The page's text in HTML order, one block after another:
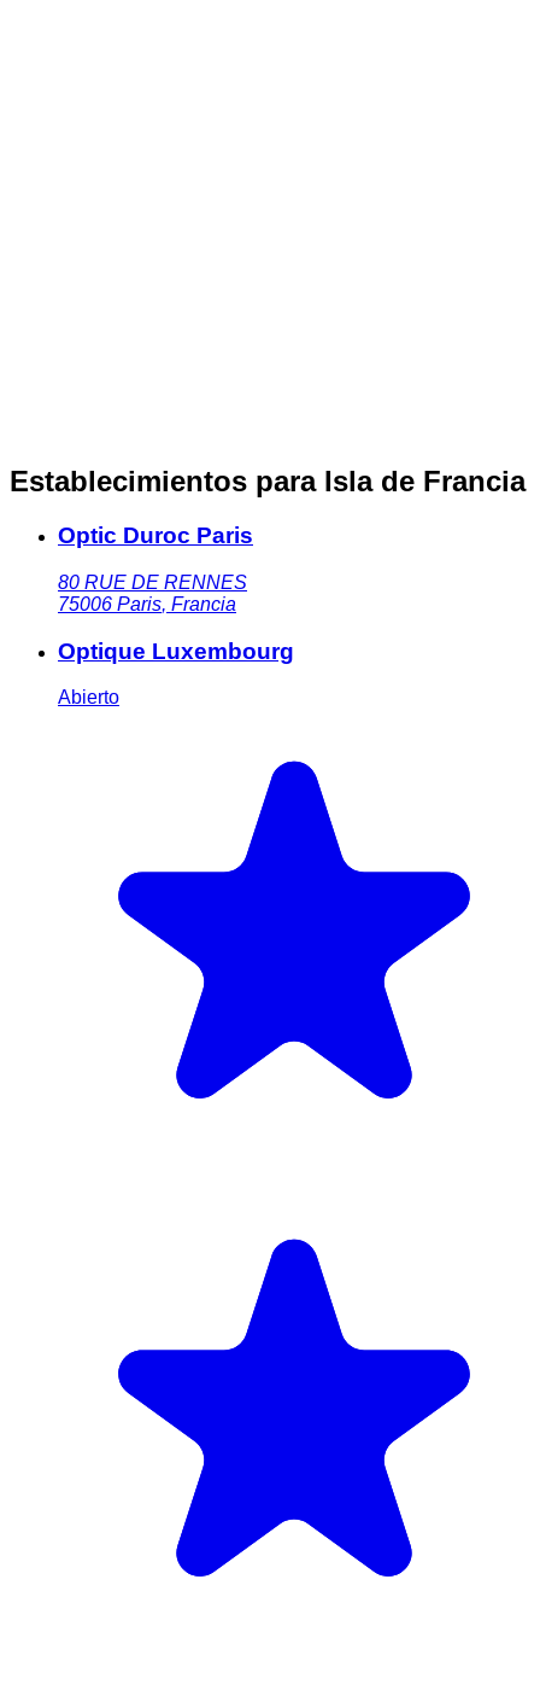
Establecimientos para Isla de Francia
Optic Duroc Paris
80 RUE DE RENNES
75006 Paris, Francia
Optique Luxembourg
Abierto